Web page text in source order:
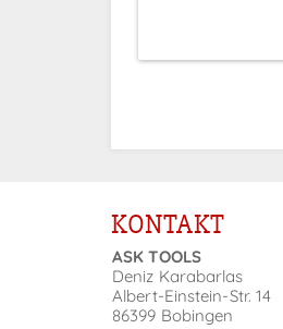
KONTAKT
ASK TOOLS
Deniz Karabarlas
Albert-Einstein-Str. 14
86399 Bobingen